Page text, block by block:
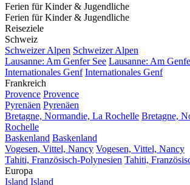
Ferien für Kinder & Jugendliche
Ferien für Kinder & Jugendliche
Reiseziele
Schweiz
Schweizer Alpen Schweizer Alpen
Lausanne: Am Genfer See Lausanne: Am
Internationales Genf Internationales Genf
Frankreich
Provence Provence
Pyrenäen Pyrenäen
Bretagne, Normandie, La Rochelle Bretagne,
Rochelle
Baskenland Baskenland
Vogesen, Vittel, Nancy Vogesen, Vittel, Nancy
Tahiti, Französisch-Polynesien Tahiti,
Europa
Island Island